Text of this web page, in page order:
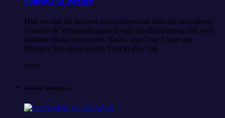
Hier werdet Ihr bestens unterhalten und über die aktuellsten
Themen & Veranstaltungen in und um Blaubeuren und weit
darüber hinaus informiert. Radio und Gute Laune am
Morgen; Für einen Guten Start in den Tag.
close
nächste Sendungen